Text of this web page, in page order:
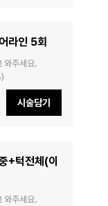
라인 5회
와주세요.
시술담기
+턱전체(이
와주세요.